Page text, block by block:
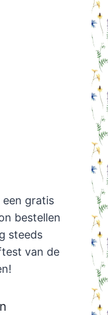
een gratis
bestellen
steeds
van de